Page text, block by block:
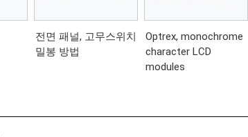
전면 패널, 고무스위치
밀봉 방법
Optrex, monochrome
character LCD
modules